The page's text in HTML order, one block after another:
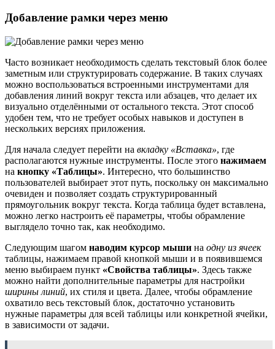
Добавление рамки через меню
Часто возникает необходимость сделать текстовый блок более
заметным или структурировать содержание. В таких случаях
можно воспользоваться встроенными инструментами для
добавления линий вокруг текста или абзацев, что делает их
визуально отделёнными от остального текста. Этот способ
удобен тем, что не требует особых навыков и доступен в
нескольких версиях приложения.
Для начала следует перейти на вкладку «Вставка», где
располагаются нужные инструменты. После этого нажимаем
на кнопку «Таблицы». Интересно, что большинство
пользователей выбирает этот путь, поскольку он максимально
очевиден и позволяет создать структурированный
прямоугольник вокруг текста. Когда таблица будет вставлена,
можно легко настроить её параметры, чтобы обрамление
выглядело точно так, как необходимо.
Следующим шагом наводим курсор мыши на одну из ячеек
таблицы, нажимаем правой кнопкой мыши и в появившемся
меню выбираем пункт «Свойства таблицы». Здесь также
можно найти дополнительные параметры для настройки
ширины линий, их стиля и цвета. Далее, чтобы обрамление
охватило весь текстовый блок, достаточно установить
нужные параметры для всей таблицы или конкретной ячейки,
в зависимости от задачи.